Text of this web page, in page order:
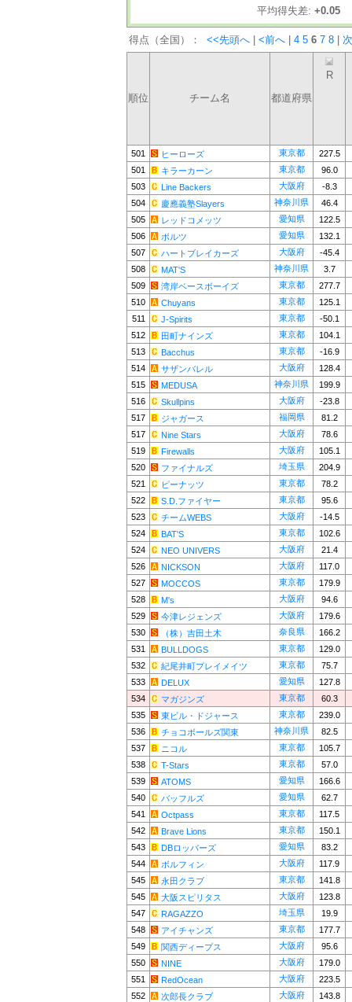
平均得失差: +0.05
得点（全国）： <<先頭へ <前へ 4 5 6 7 8
順位 チーム名 都道府県
R
501 ヒーローズ 東京都
227.5
501
キラーカーン 東京都
96.0
503
Line Backers 大阪府
-8.3
504
慶應義塾Slayers 神奈川県
46.4
505
レッドコメッツ 愛知県
122.5
506
ボルツ 愛知県
132.1
507
ハートブレイカーズ 大阪府
-45.4
508
MAT'S 神奈川県
3.7
509
湾岸ベースボーイズ 東京都
277.7
510
Chuyans 東京都
125.1
511
J-Spirits 東京都
-50.1
512
田町ナインズ 東京都
104.1
513
Bacchus 東京都
-16.9
514
サザンバレル 大阪府
128.4
515
MEDUSA 神奈川県
199.9
516
Skullpins 大阪府
-23.8
517
ジャガース 福岡県
81.2
517
Nine Stars 大阪府
78.6
519
Firewalls 大阪府
105.1
520
ファイナルズ 埼玉県
204.9
521
ピーナッツ 東京都
78.2
522
S.D.ファイヤー 東京都
95.6
523
チームWEBS 大阪府
-14.5
524
BAT'S 東京都
102.6
524
NEO UNIVERS 大阪府
21.4
526
NICKSON 大阪府
117.0
527
MOCCOS 東京都
179.9
528
M's 大阪府
94.6
529
今津レジェンズ 大阪府
179.6
530
（株）吉田土木 奈良県
166.2
531
BULLDOGS 東京都
129.0
532
紀尾井町プレイメイツ 東京都
75.7
533
DELUX 愛知県
127.8
534
マガジンズ 東京都
60.3
535
東ビル・ドジャース 東京都
239.0
536
チョコボールズ関東 神奈川県
82.5
537
ニコル 東京都
105.7
538
T-Stars 東京都
57.0
539
ATOMS 愛知県
166.6
540
バッフルズ 愛知県
62.7
541
Octpass 東京都
117.5
542
Brave Lions 東京都
150.1
543
DBロッパーズ 愛知県
83.2
544
ボルフィン 大阪府
117.9
545
永田クラブ 東京都
141.8
545
大阪スピリタス 大阪府
123.8
547
RAGAZZO 埼玉県
19.9
548
アイチャンズ 東京都
177.7
549
関西ディープス 大阪府
95.6
550
NINE 大阪府
179.0
551
RedOcean 大阪府
223.5
552
次郎長クラブ 大阪府
143.8